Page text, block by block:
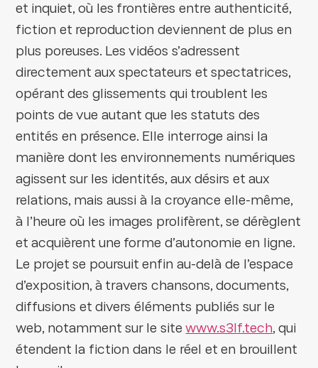
et inquiet, où les frontières entre authenticité,
fiction et reproduction deviennent de plus en
plus poreuses. Les vidéos s’adressent
directement aux spectateurs et spectatrices,
opérant des glissements qui troublent les
points de vue autant que les statuts des
entités en présence. Elle interroge ainsi la
manière dont les environnements numériques
agissent sur les identités, aux désirs et aux
relations, mais aussi à la croyance elle-même,
à l’heure où les images prolifèrent, se dérèglent
et acquièrent une forme d’autonomie en ligne.
Le projet se poursuit enfin au-delà de l’espace
d’exposition, à travers chansons, documents,
diffusions et divers éléments publiés sur le
web, notamment sur le sitewww.s3lf.tech, qui
étendent la fiction dans le réel et en brouillent